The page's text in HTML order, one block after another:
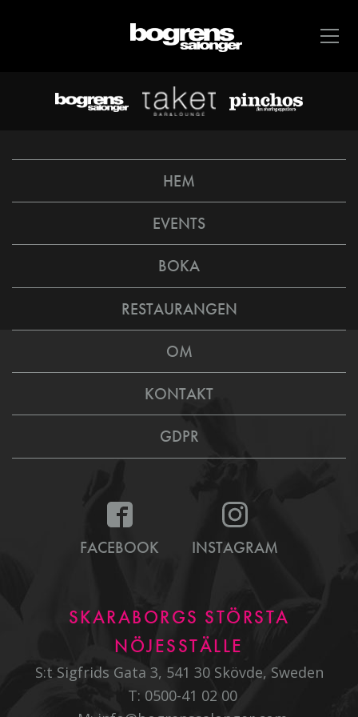
HEM
EVENTS
BOKA
RESTAURANGEN
OM
KONTAKT
GDPR
FACEBOOK INSTAGRAM
SKARABORGS STÖRSTA
NÖJESSTÄLLE
S:t Sigfrids Gata 3, 541 30 Skövde, Sweden
T: 0500-41 02 00